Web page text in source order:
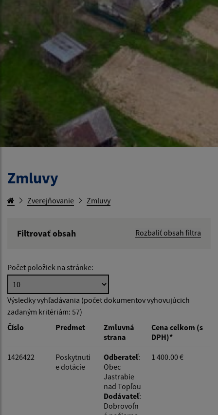
Zmluvy
Zverejňovanie Zmluvy
Filtrovať obsah
Rozbaliť obsah filtra
Hľadať v:
Typ dátumu:
Dátum od:
Počet položiek na stránke:
Výsledky vyhľadávania (počet dokumentov vyhovujúcich
zadaným kritériám: 57)
Číslo
Predmet
Zmluvná
strana
Cena celkom (s
DPH)*
1426422
Poskytnuti
e dotácie
Odberateľ:
Obec
Jastrabie
nad Topľou
Dodávateľ:
Dobrovoľn
1 400.00 €